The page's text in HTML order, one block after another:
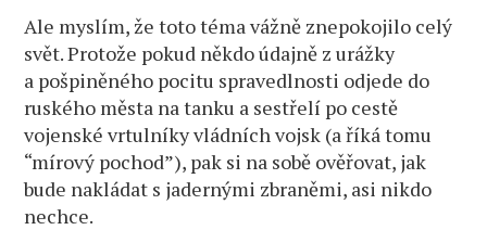
Ale myslím, že toto téma vážně znepokojilo celý
svět. Protože pokud někdo údajně z urážky
a pošpiněného pocitu spravedlnosti odjede do
ruského města na tanku a sestřelí po cestě
vojenské vrtulníky vládních vojsk (a říká tomu
“mírový pochod”), pak si na sobě ověřovat, jak
bude nakládat s jadernými zbraněmi, asi nikdo
nechce.